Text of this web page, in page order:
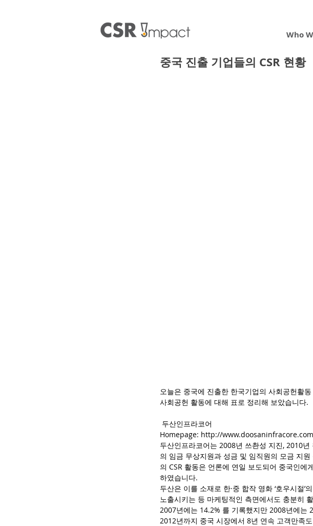
Who
중국 진출 기업들의 CSR 현황
오늘은 중국에 진출한 한국기업의 사회공헌활
사회공헌 활동에 대해 표로 정리해 보았습니다.
두산인프라코어
Homepage: http://
두산인프라코어는 2008년 쓰촨성 지진, 2010
의 임금 무상지원과 성금 및 임직원의 모금 지
의 CSR 활동은 언론에 연일 보도되어 중국인
하였습니다.
두산은 이를 소재로 한·중 합작 영화 ‘호우시절
노출시키는 등 마케팅적인 측면에서도 충분히
2007년에는 14.2% 를 기록했지만 2008년에는
2012년까지 중국 시장에서 8년 연속 고객만족